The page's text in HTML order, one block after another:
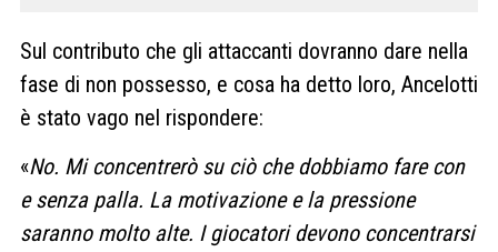
Sul contributo che gli attaccanti dovranno dare nella
fase di non possesso, e cosa ha detto loro, Ancelotti
è stato vago nel rispondere:
«No. Mi concentrerò su ciò che dobbiamo fare con
e senza palla. La motivazione e la pressione
saranno molto alte. I giocatori devono concentrarsi